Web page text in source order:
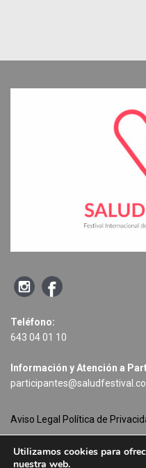
Teléfono:
643 04 01 10
Información y Atención a
Aviso Legal Política de
Departamento de
Utilizamos cookies para
nuestra web.